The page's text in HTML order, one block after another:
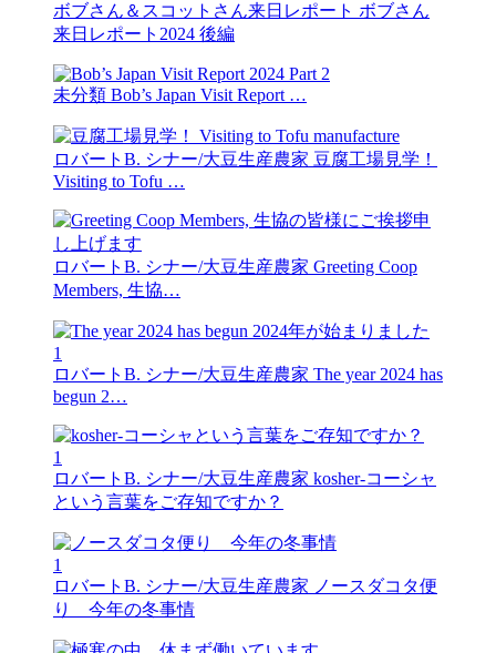
ボブさん＆スコットさん来日レポート ボブさん
来日レポート2024 後編
未分類 Bob’s Japan Visit Report …
ロバートB. シナー/大豆生産農家 豆腐工場見学！
Visiting to Tofu …
ロバートB. シナー/大豆生産農家 Greeting Coop
Members, 生協…
1
ロバートB. シナー/大豆生産農家 The year 2024 has
begun 2…
1
ロバートB. シナー/大豆生産農家 kosher-コーシャ
という言葉をご存知ですか？
1
ロバートB. シナー/大豆生産農家 ノースダコタ便
り 今年の冬事情